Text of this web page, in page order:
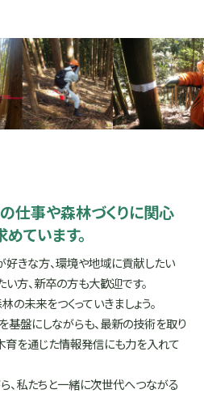
仕事や森林づくりに関心
ています。
好きな方、環境や地域に貢献したい
方、新卒の方も大歓迎です。
の未来をつくっていきましょう。
基盤にしながらも、最新の技術を取り
育を通じた情報発信にも力を入れて
、私たちと一緒に次世代へつながる